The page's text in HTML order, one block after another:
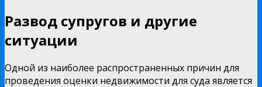
Развод супругов и другие
ситуации
Одной из наиболее распространенных причин для
проведения оценки недвижимости для суда является